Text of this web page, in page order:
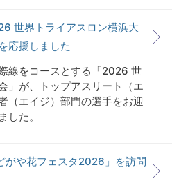
世界トライアスロン横浜大
応援しました
線をコースとする「2026 世
」が、トップアスリート（エ
（エイジ）部門の選手をお迎
した。
がや花フェスタ2026」を訪問